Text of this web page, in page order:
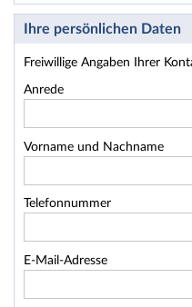
Ihre persönlichen Daten
Freiwillige Angaben Ihrer
Anrede
Vorname und Nachname
Telefonnummer
E-Mail-Adresse